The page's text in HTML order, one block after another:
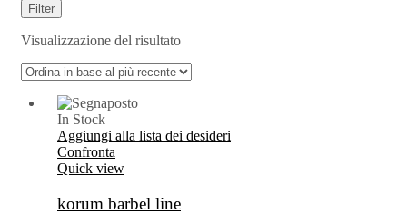
Filter
Visualizzazione del risultato
In Stock
Aggiungi alla lista dei desideri
Confronta
Quick view
korum barbel line